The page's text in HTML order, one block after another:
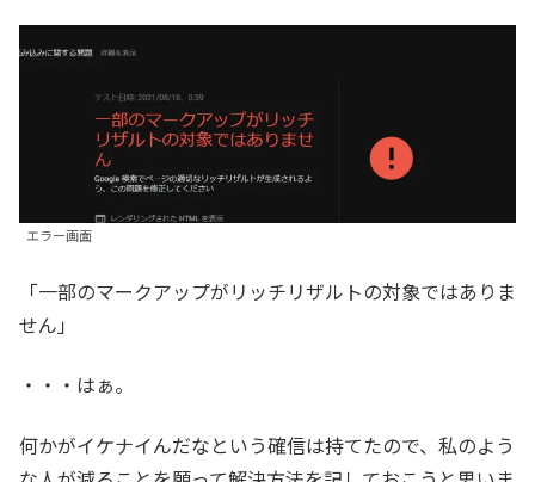
エラー画面
「一部のマークアップがリッチリザルトの対象ではありま
せん」
・・・はぁ。
何かがイケナイんだなという確信は持てたので、私のよう